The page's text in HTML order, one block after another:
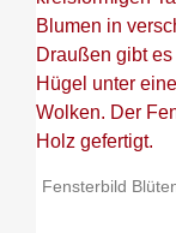
Fensterbild